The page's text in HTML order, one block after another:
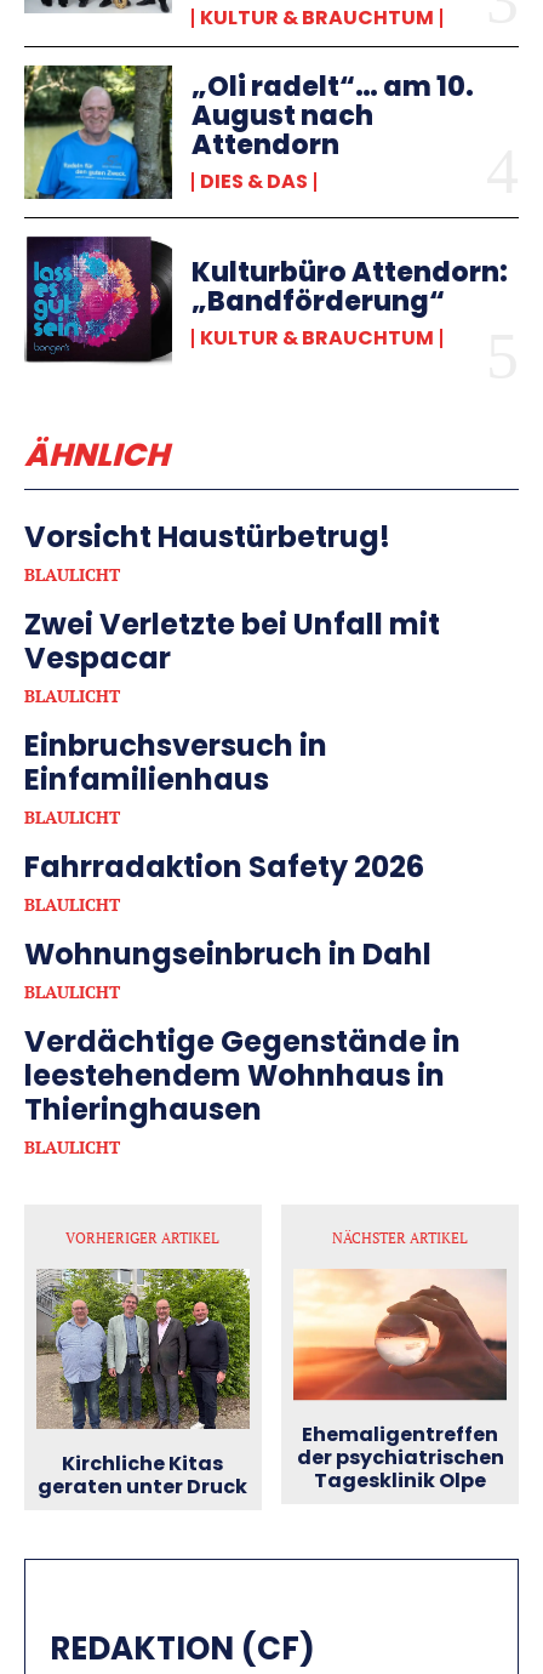
KULTUR & BRAUCHTUM
„Oli radelt“… am 10.
August nach
Attendorn
DIES & DAS
Kulturbüro Attendorn:
„Bandförderung“
KULTUR & BRAUCHTUM
ÄHNLICH
Vorsicht Haustürbetrug!
BLAULICHT
Zwei Verletzte bei Unfall mit
Vespacar
BLAULICHT
Einbruchsversuch in
Einfamilienhaus
BLAULICHT
Fahrradaktion Safety 2026
BLAULICHT
Wohnungseinbruch in Dahl
BLAULICHT
Verdächtige Gegenstände in
leestehendem Wohnhaus in
Thieringhausen
BLAULICHT
VORHERIGER ARTIKEL
Kirchliche Kitas
geraten unter Druck
NÄCHSTER ARTIKEL
Ehemaligentreffen
der psychiatrischen
Tagesklinik Olpe
REDAKTION (CF)